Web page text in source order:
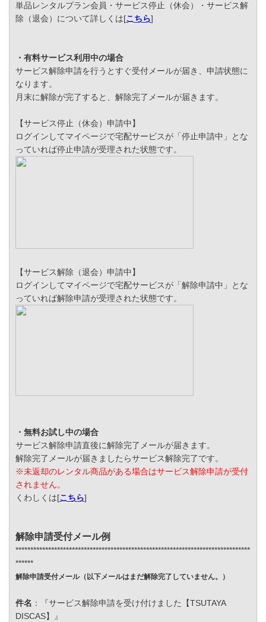
単品レンタルプラン会員・サービス停止（休会）・サービス解
除（退会）について詳しくは[こちら]
・有料サービス利用中の場合
サービス解除申請を行うとすぐ受付メールが届き、申請状態に
なります。
月末に解除が完了すると、解除完了メールが届きます。
【サービス停止（休会）申請中】
ログインしてマイページで宅配サービスが「停止申請中」とな
っていれば停止申請が受理された状態です。
【サービス解除（退会）申請中】
ログインしてマイページで宅配サービスが「解除申請中」とな
っていれば解除申請が受理された状態です。
・無料お試し中の場合
サービス解除申請直後に解除完了メールが届きます。
解除完了メールが届きましたらサービス解除完了です。
※未返却のレンタル商品がある場合はサービス解除申請が受付
されません。
くわしくは[こちら]
解除申請受付メール例
*******************************************************************************
******
解除申請受付メール（以下メールはまだ解除完了していません。）
件名 ：『サービス解除申請を受け付けました【TSUTAYA
DISCAS】』